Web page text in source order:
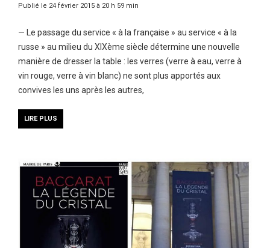
Publié le 24 février 2015 à 20 h 59 min
— Le passage du service « à la française » au service « à la
russe » au milieu du XIXème siècle détermine une nouvelle
manière de dresser la table : les verres (verre à eau, verre à
vin rouge, verre à vin blanc) ne sont plus apportés aux
convives les uns après les autres,
LIRE PLUS